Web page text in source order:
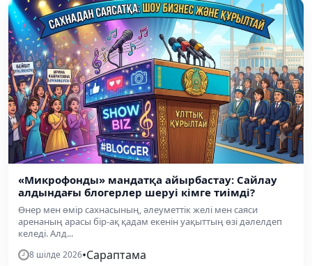
«Микрофонды» мандатқа айырбастау: Сайлау
алдындағы блогерлер шеруі кімге тиімді?
Өнер мен өмір сахнасының, әлеуметтік желі мен саяси
аренаның арасы бір-ақ қадам екенін уақыттың өзі дәлелдеп
келеді. Алд...
8 шілде 2026•Сараптама